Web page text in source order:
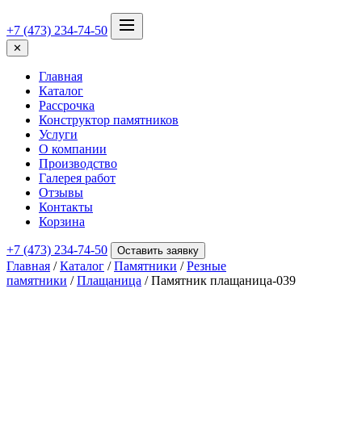
+7 (473) 234-74-50
✕
Главная
Каталог
Рассрочка
Конструктор памятников
Услуги
О компании
Производство
Галерея работ
Отзывы
Контакты
Корзина
+7 (473) 234-74-50 Оставить заявку
Главная /Каталог /Памятники /Резные
памятники /Плащаница / Памятник плащаница-039